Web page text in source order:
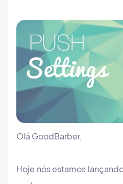
Olá GoodBarber,
Hoje nós estamos